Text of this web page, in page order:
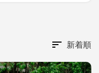
新着順